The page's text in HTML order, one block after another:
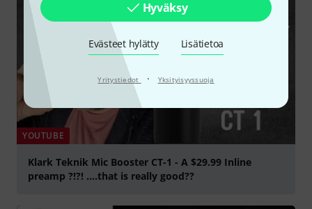
Hyväksy
Evästeet hylätty Lisätietoa
Yritystiedot · Yksityisyyssuoja
YOUTUBE
Klark Teknik Mic Booster CT-1 - A $29.99 Inline
preamp ?!?! ....that is really good??